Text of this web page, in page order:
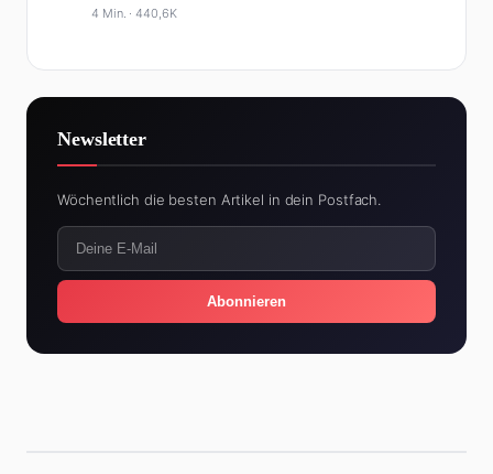
4 Min. ·440,6K
Newsletter
Wöchentlich die besten Artikel in dein Postfach.
Abonnieren